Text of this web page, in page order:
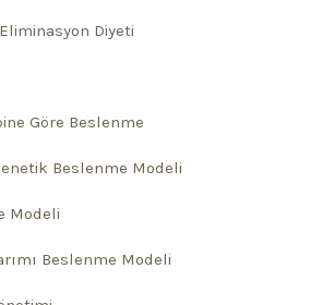
Diyeti
Göre Beslenme
Beslenme Modeli
Modeli
Beslenme Modeli